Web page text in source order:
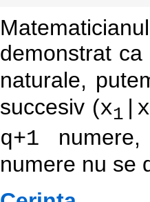
demonstrat
naturale,
succesiv (x1
|x
q+1
numere nu se